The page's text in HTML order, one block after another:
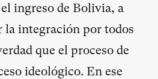
ingreso de Bolivia, a
la integración por todos
que el proceso de
ideológico. En ese